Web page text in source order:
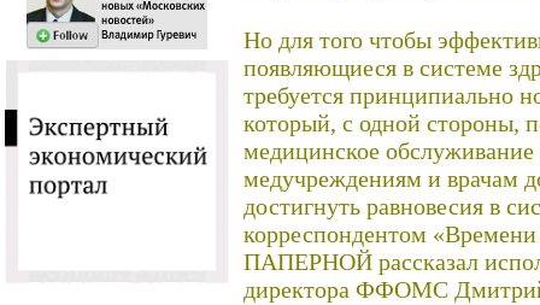
Но для того чтобы
появляющиеся в системе
требуется принципиально
который, с одной стороны,
медицинское обслуживание
медучреждениям и врачам
достигнуть равновесия в
корреспондентом
ПАПЕРНОЙ рассказал
директора ФФОМС